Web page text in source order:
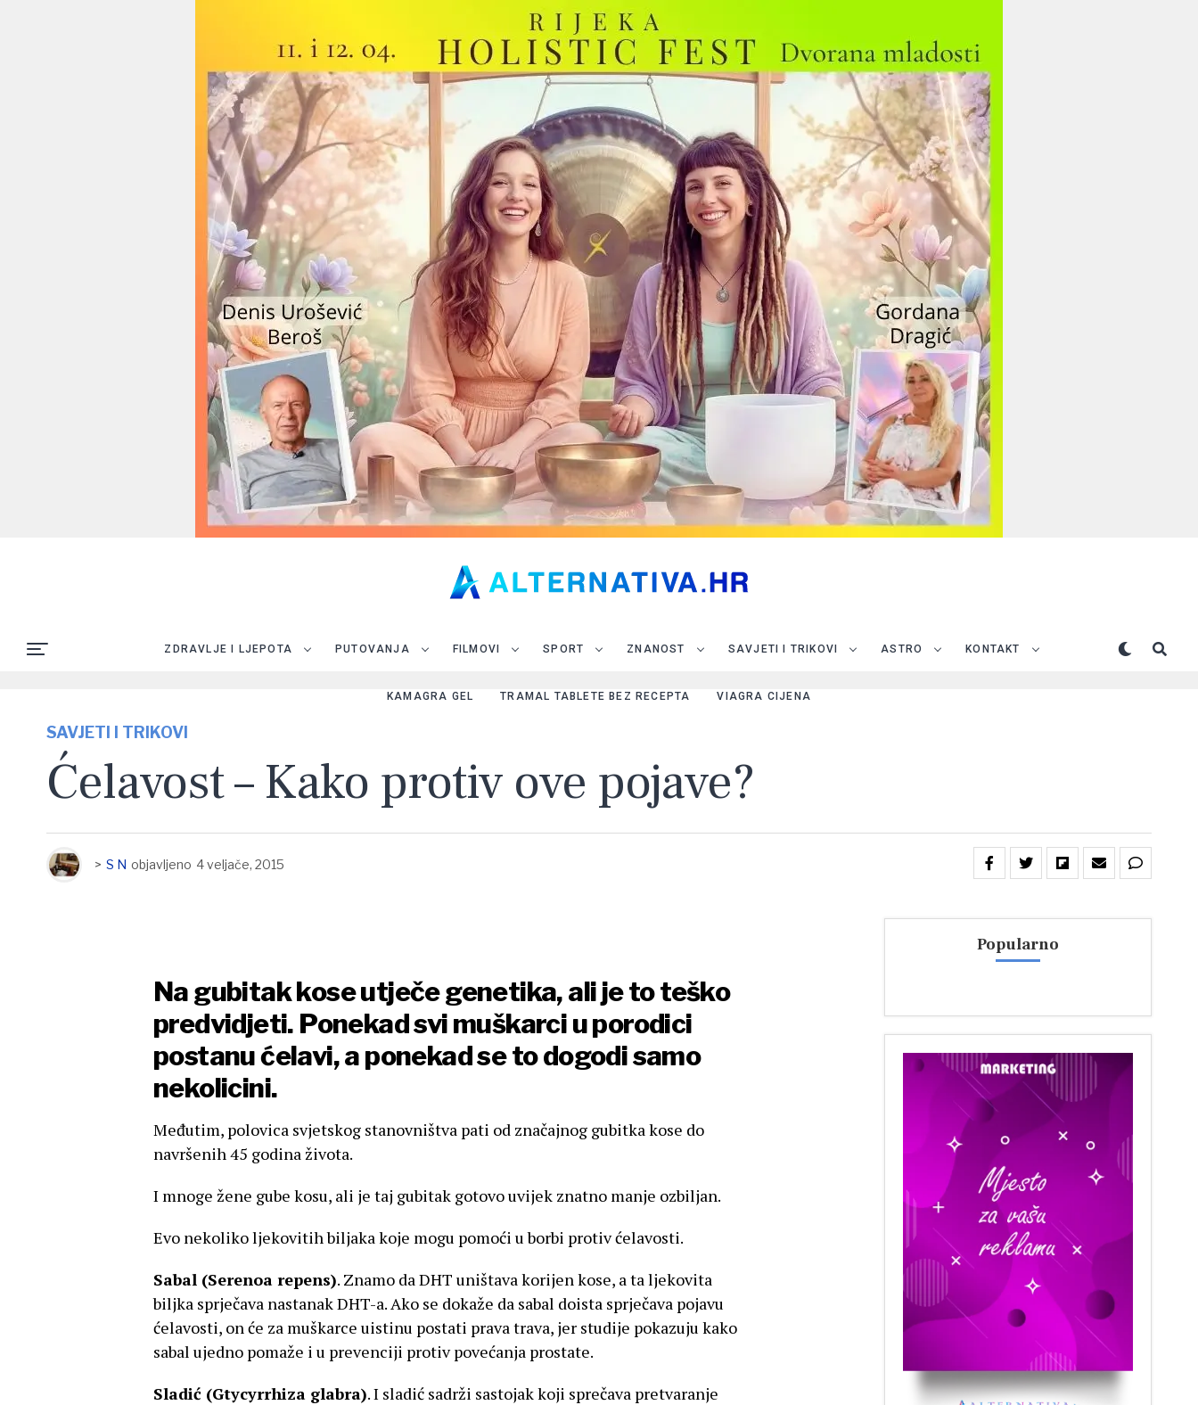
ZDRAVLJE I LJEPOTA PUTOVANJA FILMOVI SPORT ZNANOST SAVJETI I TRIKOVI ASTRO KONTAKT
KAMAGRA GEL TRAMAL TABLETE BEZ RECEPTA VIAGRA CIJENA
SAVJETI I TRIKOVI
Ćelavost – Kako protiv ove pojave?
> S N objavljeno 4 veljače, 2015
Na gubitak kose utječe genetika, ali je to teško
predvidjeti. Ponekad svi muškarci u porodici
postanu ćelavi, a ponekad se to dogodi samo
nekolicini.
Međutim, polovica svjetskog stanovništva pati od značajnog gubitka kose do
navršenih 45 godina života.
I mnoge žene gube kosu, ali je taj gubitak gotovo uvijek znatno manje ozbiljan.
Evo nekoliko ljekovitih biljaka koje mogu pomoći u borbi protiv ćelavosti.
Sabal (Serenoa repens). Znamo da DHT uništava korijen kose, a ta ljekovita
biljka sprječava nastanak DHT-a. Ako se dokaže da sabal doista sprječava pojavu
ćelavosti, on će za muškarce uistinu postati prava trava, jer studije pokazuju kako
sabal ujedno pomaže i u prevenciji protiv povećanja prostate.
Sladić (Gtycyrrhiza glabra). I sladić sadrži sastojak koji sprečava pretvaranje
Popularno